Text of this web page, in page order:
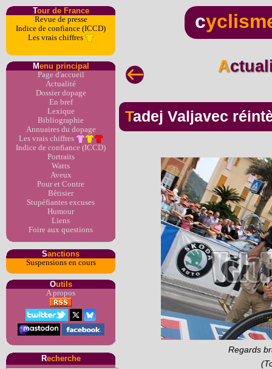
Tour de France
Revue de presse
Indice de confiance (ICCD)
Les vrais chiffres
Menu principal
Page d'accueil
Actualité
Dossier dopage
En bref
Lexique
Bibliographie
Annuaires du dopage
Les vrais chiffres
Indice de confiance (ICCD)
Portraits
Watts
Aveux
Pour et Contre
Bêtisier
Stupéfiantes excuses
Humour
Liens
Foire aux questions
Sanctions
Suspensions en cours
Outils
A propos
Recherche
c
Tadej Valjavec
Regards